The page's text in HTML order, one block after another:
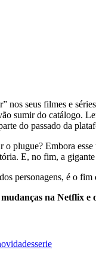
nos seus filmes e
sumir do catálogo.
do passado da
plugue? Embora
E, no fim, a
personagens, é o
na Netflix e
serie